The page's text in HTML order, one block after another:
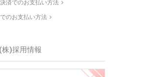
済でのお支払い方法
のお支払い方法
)採用情報